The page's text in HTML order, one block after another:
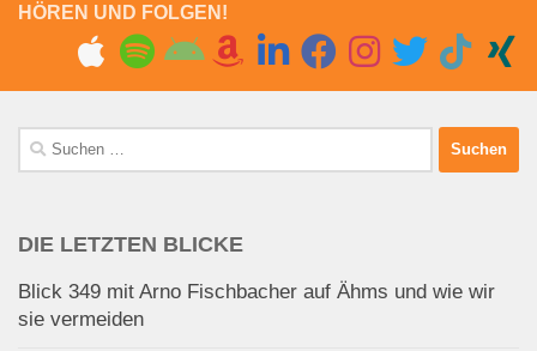
HÖREN UND FOLGEN!
Suchen
nach:
DIE LETZTEN BLICKE
Blick 349 mit Arno Fischbacher auf Ähms und wie wir
sie vermeiden